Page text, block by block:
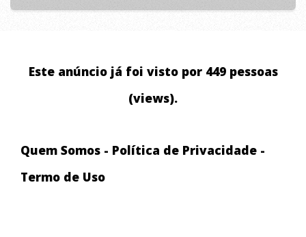
Este anúncio já foi visto por 449 pessoas
(views).
Quem Somos - Política de Privacidade -
Termo de Uso